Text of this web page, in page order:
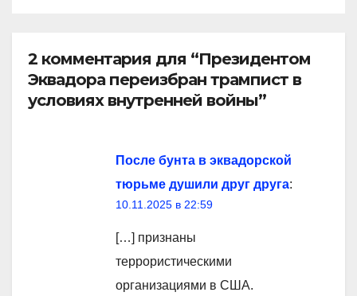
2 комментария для “Президентом
Эквадора переизбран трампист в
условиях внутренней войны”
После бунта в эквадорской
тюрьме душили друг друга:
10.11.2025 в 22:59
[…] признаны
террористическими
организациями в США.